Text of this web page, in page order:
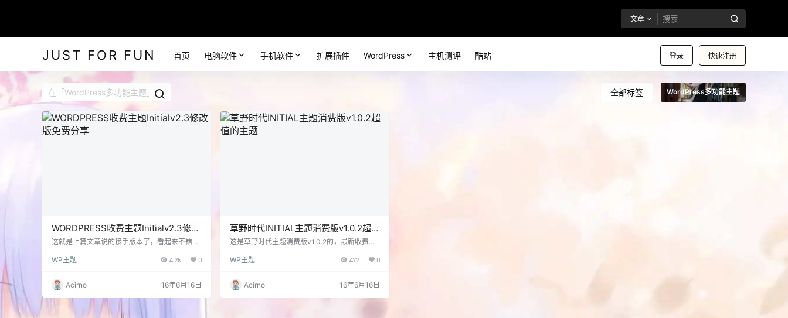
文章
JUST FOR FUN 登录 快速注册
首页 电脑软件 手机软件 扩展插件 WordPress 主机测评 酷站
全部标签 WordPress多功能主题
WORDPRESS收费主题Initialv2.3修改
版免费分享
这就是上篇文章说的接手版本了，看起来不错，
一年多前（已接近两年），作者无端“失踪”，官
手更新。 Initial主题功能简介 Initial 2.2功能简介
强大的响应式设计 精美的扁平化风格 12种主页
搭配 首页幻灯片展示 百度SEO优化测试满分 独
立媒体分享展示 自带10个小工具 使用Icon F…
WP主题 4.2k 0
Acirno 16年6月16日
草野时代INITIAL主题消费版v1.0.2超值
的主题
这是草野时代主题消费版v1.0.2的，最新收费版
了，网站都挂了，估计也就不会更新了，不过我
享，呆会看看去。 消费版是介于免费版和收费版
之间的产物，算是中性的，不温不火大家爱护一
下，免费版经过几次小BUG修改，基本温度，将
WP主题 477 0
Acirno 16年6月16日